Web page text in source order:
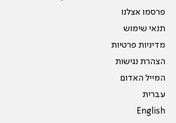
פרסמו אצלנו
תנאי שימוש
מדיניות פרטיות
הצהרת נגישות
המייל האדום
עברית
English